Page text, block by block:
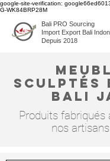
google-site-verification:
G-WK84BRP28M
Bali PRO Sourcing
Import Export Bali
Depuis 2018
sculptés
bali
Produits fabriqués
nos